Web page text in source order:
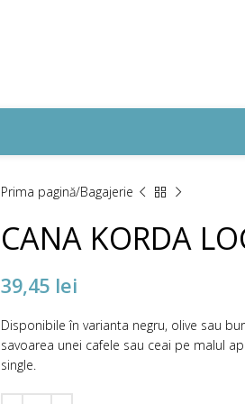
Prima pagină Bagajerie
CANA KORDA
39,45 lei
Disponibile în varianta negru, olive sau
savoarea unei cafele sau ceai pe malul
single.